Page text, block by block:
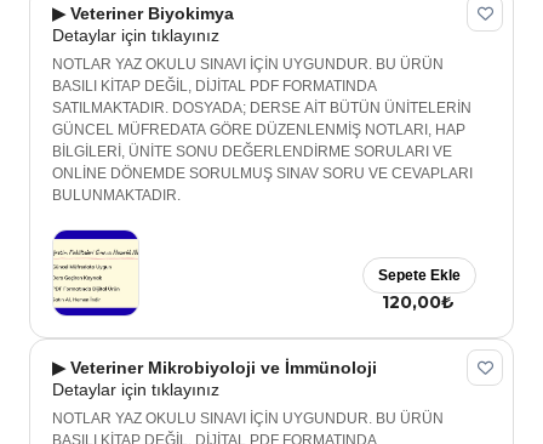
▶ Veteriner Biyokimya
Detaylar için tıklayınız
NOTLAR YAZ OKULU SINAVI İÇİN UYGUNDUR. BU ÜRÜN
BASILI KİTAP DEĞİL, DİJİTAL PDF FORMATINDA
SATILMAKTADIR. DOSYADA; DERSE AİT BÜTÜN ÜNİTELERİN
GÜNCEL MÜFREDATA GÖRE DÜZENLENMİŞ NOTLARI, HAP
BİLGİLERİ, ÜNİTE SONU DEĞERLENDİRME SORULARI VE
ONLİNE DÖNEMDE SORULMUŞ SINAV SORU VE CEVAPLARI
BULUNMAKTADIR.
120,00₺
Sepete Ekle
▶ Veteriner Mikrobiyoloji ve İmmünoloji
Detaylar için tıklayınız
NOTLAR YAZ OKULU SINAVI İÇİN UYGUNDUR. BU ÜRÜN
BASILI KİTAP DEĞİL, DİJİTAL PDF FORMATINDA